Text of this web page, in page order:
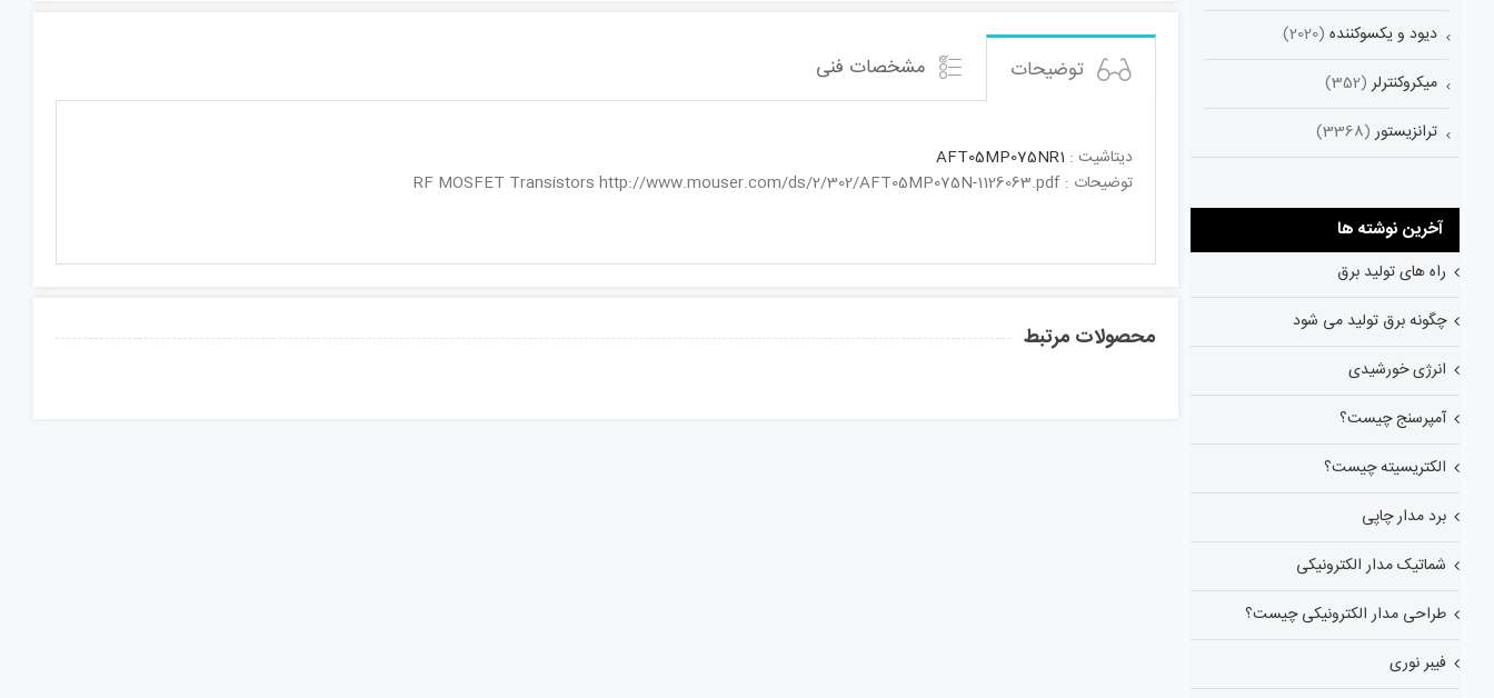
توضیحات مشخصات فنی
دیتاشیت : AFT05MP075NR1
توضیحات : RF MOSFET Transistors http://www.mouser.com/ds/2/302/AFT05MP075N-1126063.pdf
محصولات مرتبط
دیود و یکسوکننده (2020)
میکروکنترلر (352)
ترانزیستور (3368)
آخرین نوشته ها
راه های تولید برق
چگونه برق تولید می شود
انرژی خورشیدی
آمپرسنج چیست؟
الکتریسیته چیست؟
برد مدار چاپی
شماتیک مدار الکترونیکی
طراحی مدار الکترونیکی چیست؟
فیبر نوری